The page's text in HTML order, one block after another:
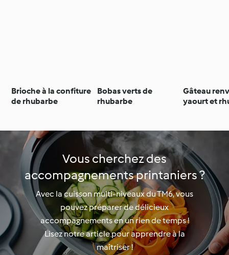
Brioche à la confiture
de rhubarbe
Bobas verts de
rhubarbe
Gâteau
yaourt et
Vous cherchez des
accompagnements printaniers ?
Avec la cuisson multi-niveaux du TM6, vous
pouvez préparer de délicieux
accompagnements en un rien de temps !
Lisez notre article pour apprendre à la
maîtriser !